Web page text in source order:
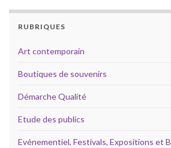
RUBRIQUES
Art contemporain
Boutiques de souvenirs
Démarche Qualité
Etude des publics
Evénementiel, Festivals, Expositions et